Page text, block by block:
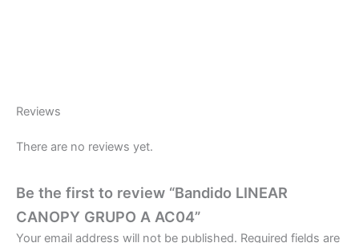
Reviews
There are no reviews yet.
Be the first to review “Bandido LINEAR
CANOPY GRUPO A AC04”
Your email address will not be published. Required fields are